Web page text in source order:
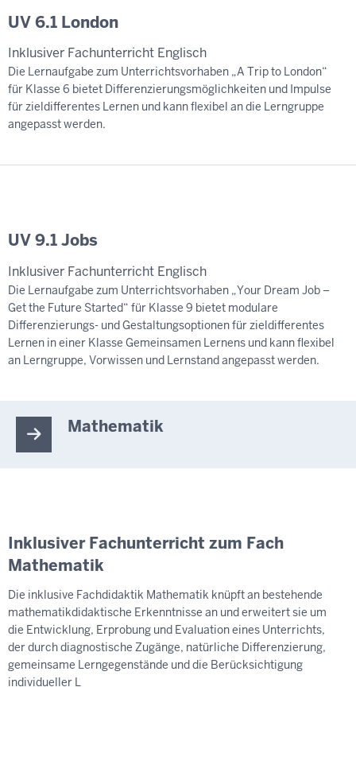
UV 6.1 London
Inklusiver Fachunterricht Englisch
Die Lernaufgabe zum Unterrichtsvorhaben „A Trip to London“
für Klasse 6 bietet Differenzierungsmöglichkeiten und Impulse
für zieldifferentes Lernen und kann flexibel an die Lerngruppe
angepasst werden.
UV 9.1 Jobs
Inklusiver Fachunterricht Englisch
Die Lernaufgabe zum Unterrichtsvorhaben „Your Dream Job –
Get the Future Started“ für Klasse 9 bietet modulare
Differenzierungs- und Gestaltungsoptionen für zieldifferentes
Lernen in einer Klasse Gemeinsamen Lernens und kann flexibel
an Lerngruppe, Vorwissen und Lernstand angepasst werden.
Mathematik
Inklusiver Fachunterricht zum Fach
Mathematik
Die inklusive Fachdidaktik Mathematik knüpft an bestehende
mathematikdidaktische Erkenntnisse an und erweitert sie um
die Entwicklung, Erprobung und Evaluation eines Unterrichts,
der durch diagnostische Zugänge, natürliche Differenzierung,
gemeinsame Lerngegenstände und die Berücksichtigung
individueller L